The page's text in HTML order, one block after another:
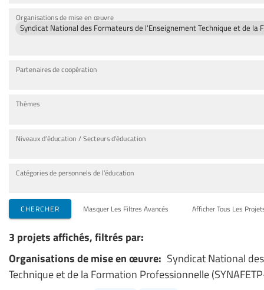
Organisations de mise en œuvre
Syndicat National des Formateurs de l'Enseignement Technique et de la
Partenaires de coopération
Thèmes
Niveaux d’éducation / Secteurs d’éducation
Catégories de personnels de l’éducation
CHERCHER Masquer Les Filtres Avancés Afficher Tous Les
3 projets affichés, filtrés par:
Organisations de mise en œuvre: Syndicat National
Technique et de la Formation Professionnelle